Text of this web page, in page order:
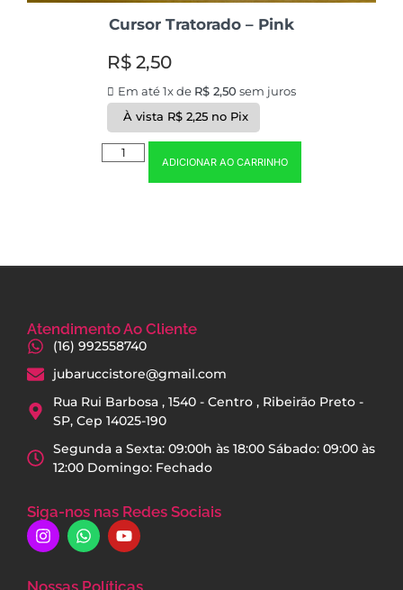
Cursor Tratorado – Pink
R$ 2,50
Em até 1x de R$ 2,50 sem juros
À vista R$2,25 no Pix
ADICIONAR AO CARRINHO
Atendimento Ao Cliente
(16) 992558740
jubaruccistore@gmail.com
Rua Rui Barbosa , 1540 - Centro , Ribeirão Preto -
SP, Cep 14025-190
Segunda a Sexta: 09:00h às 18:00 Sábado: 09:00 às
12:00 Domingo: Fechado
Siga-nos nas Redes Sociais
Nossas Políticas